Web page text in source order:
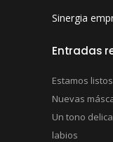
Sinergia
Entradas
Estamos
Nuevas
Un tono
labios